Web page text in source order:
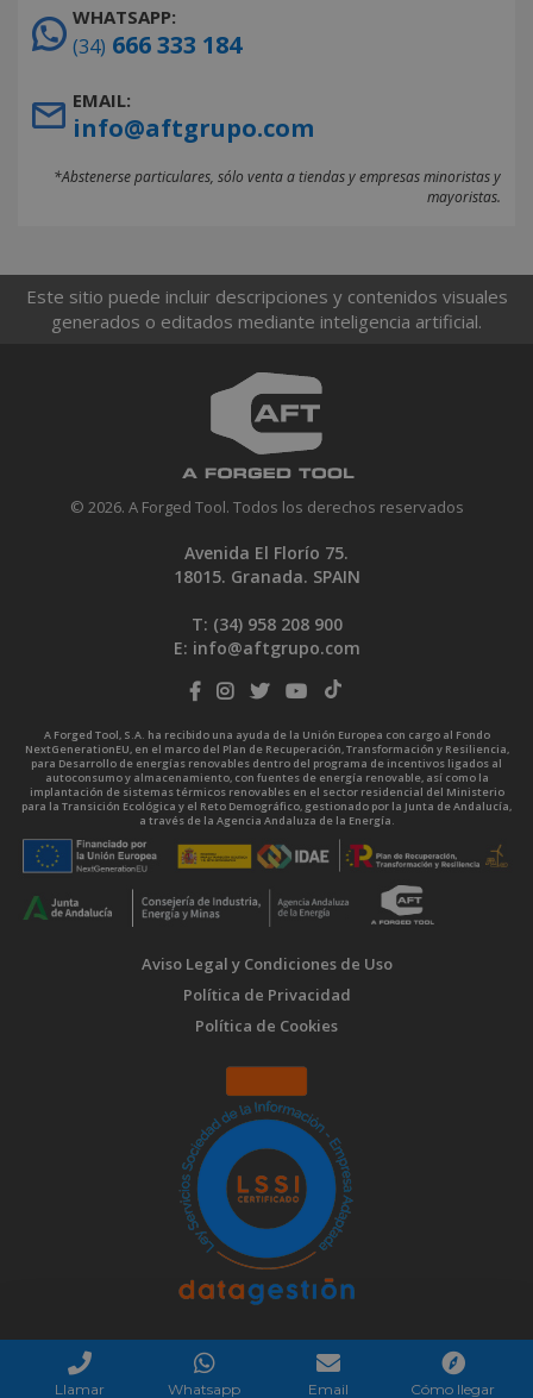
Llamar Whatsapp Email Cómo llegar
WHATSAPP:
(34) 666 333 184
EMAIL:
info@aftgrupo.com
*Abstenerse particulares, sólo venta a tiendas y empresas minoristas y
mayoristas.
Este sitio puede incluir descripciones y contenidos visuales
generados o editados mediante inteligencia artificial.
© 2026. A Forged Tool. Todos los derechos reservados
Avenida El Florío 75.
18015. Granada. SPAIN
T: (34) 958 208 900
E: info@aftgrupo.com
A Forged Tool, S.A. ha recibido una ayuda de la Unión Europea con cargo al Fondo
NextGenerationEU, en el marco del Plan de Recuperación, Transformación y Resiliencia,
para Desarrollo de energías renovables dentro del programa de incentivos ligados al
autoconsumo y almacenamiento, con fuentes de energía renovable, así como la
implantación de sistemas térmicos renovables en el sector residencial del Ministerio
para la Transición Ecológica y el Reto Demográfico, gestionado por la Junta de Andalucía,
a través de la Agencia Andaluza de la Energía.
Aviso Legal y Condiciones de Uso
Política de Privacidad
Política de Cookies